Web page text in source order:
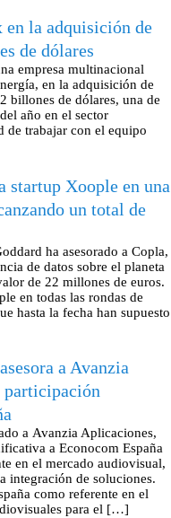
en la adquisición de
de dólares
empresa multinacional
en la adquisición de
billones de dólares, una de
año en el sector
de trabajar con el equipo
startup Xoople en una
un total de
ha asesorado a Copla,
de datos sobre el planeta
de 22 millones de euros.
en todas las rondas de
hasta la fecha han supuesto
a Avanzia
participación
a Avanzia Aplicaciones,
a Econocom España
en el mercado audiovisual,
integración de soluciones.
como referente en el
para el […]